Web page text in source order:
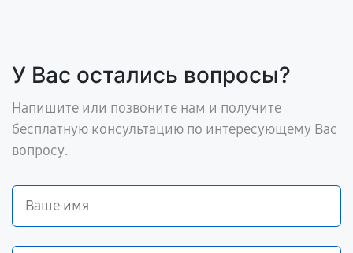
У Вас остались вопросы?
Напишите или позвоните нам и получите
бесплатную консультацию по интересующему Вас
вопросу.